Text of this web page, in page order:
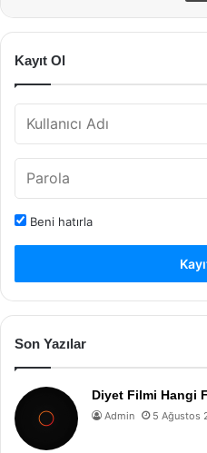
Kayıt Ol
Beni hatırla
Son Yazılar
Diyet Filmi Hangi
Admin 5 Ağustos